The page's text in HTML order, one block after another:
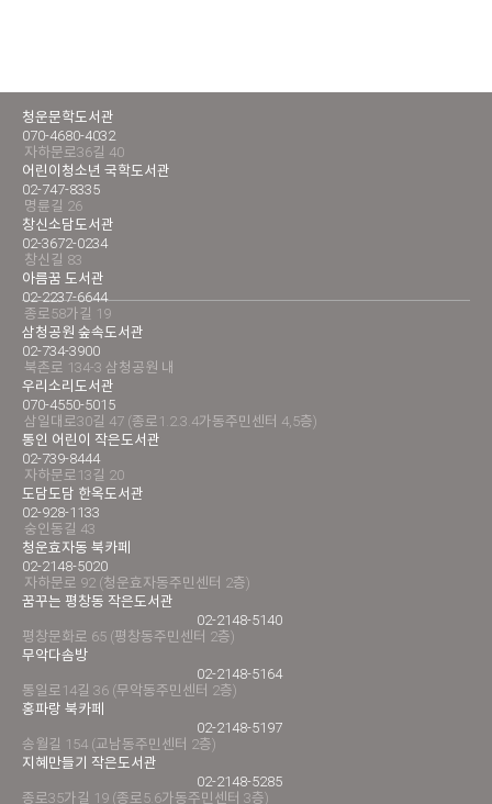
청운문학도서관
070-4680-4032
자하문로36길 40
어린이청소년 국학도서관
02-747-8335
명륜길 26
창신소담도서관
02-3672-0234
창신길 83
아름꿈 도서관
02-2237-6644
종로58가길 19
삼청공원 숲속도서관
02-734-3900
북촌로 134-3 삼청공원 내
우리소리도서관
070-4550-5015
삼일대로30길 47 (종로1.2.3.4가동주민센터 4,5층)
통인 어린이 작은도서관
02-739-8444
자하문로13길 20
도담도담 한옥도서관
02-928-1133
숭인동길 43
청운효자동 북카페
02-2148-5020
자하문로 92 (청운효자동주민센터 2층)
꿈꾸는 평창동 작은도서관
02-2148-5140
평창문화로 65 (평창동주민센터 2층)
무악다솜방
02-2148-5164
통일로14길 36 (무악동주민센터 2층)
홍파랑 북카페
02-2148-5197
송월길 154 (교남동주민센터 2층)
지혜만들기 작은도서관
02-2148-5285
종로35가길 19 (종로5.6가동주민센터 3층)